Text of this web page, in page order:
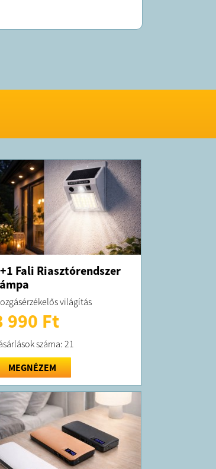
mérés,
Twitter, WhatsApp,
10 munkanapon belül
Fali Riasztórendszer
világítás
990 Ft
száma: 21
MEGNÉZEM